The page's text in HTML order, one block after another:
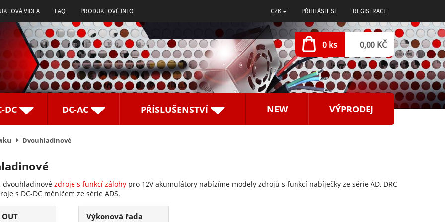
VIDEA FAQ PRODUKTOVÉ INFO CZK PŘIHLÁSIT SE REGISTRACE
0 ks 0,00 KČ
DC DC-AC PŘÍSLUŠENSTVÍ NEW VÝPRODEJ
Dvouhladinové
dvouhladinové zdroje s funkcí zálohypro 12V akumulátory nabízíme modely zdrojů s funkcí nabíječky ze série AD, DRC
s DC-DC měničem ze série ADS.
Výkonová řada